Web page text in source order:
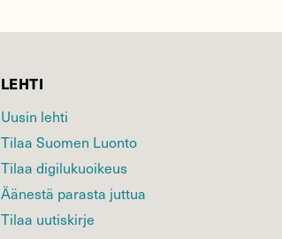
LEHTI
Uusin lehti
Tilaa Suomen Luonto
Tilaa digilukuoikeus
Äänestä parasta juttua
Tilaa uutiskirje